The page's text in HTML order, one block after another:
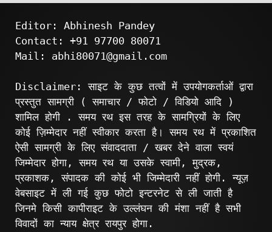
Editor: Abhinesh Pandey
Contact: +91 97700 80071
Mail: abhi80071@gmail.com
Disclaimer: साइट के कुछ तत्वों में उपयोगकर्ताओं द्वारा
प्रस्तुत सामग्री ( समाचार / फोटो / विडियो आदि )
शामिल होगी . समय रथ इस तरह के सामग्रियों के लिए
कोई ज़िम्मेदार नहीं स्वीकार करता है। समय रथ में प्रकाशित
ऐसी सामग्री के लिए संवाददाता / खबर देने वाला स्वयं
जिम्मेदार होगा, समय रथ या उसके स्वामी, मुद्रक,
प्रकाशक, संपादक की कोई भी जिम्मेदारी नहीं होगी. न्यूज़
वेबसाइट में ली गई कुछ फोटो इन्टरनेट से ली जाती है
जिनमे किसी कापीराइट के उल्लंघन की मंशा नहीं है सभी
विवादों का न्याय क्षेत्र रायपुर होगा.